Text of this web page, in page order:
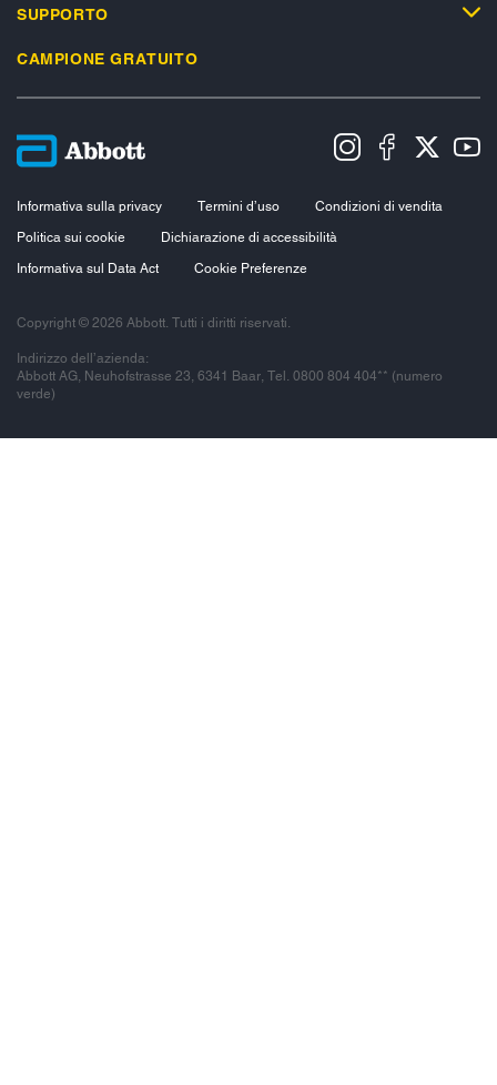
SUPPORTO
CAMPIONE GRATUITO
Informativa sulla privacy Termini d’uso
Condizioni di vendita
Politica sui cookie
Dichiarazione di accessibilità
Informativa sul Data Act
Cookie Preferenze
Copyright © 2026 Abbott. Tutti i diritti riservati.
Indirizzo dell’azienda:
Abbott AG, Neuhofstrasse 23, 6341 Baar, Tel. 0800 804 404** (numero
verde)